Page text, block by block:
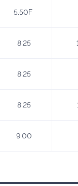
5.50F
8.25
8.25
8.25
9.00